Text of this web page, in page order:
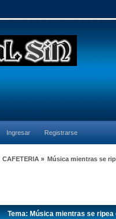
Ingresar Registrarse
CAFETERIA» Música mientras se
Tema: Música mientras se